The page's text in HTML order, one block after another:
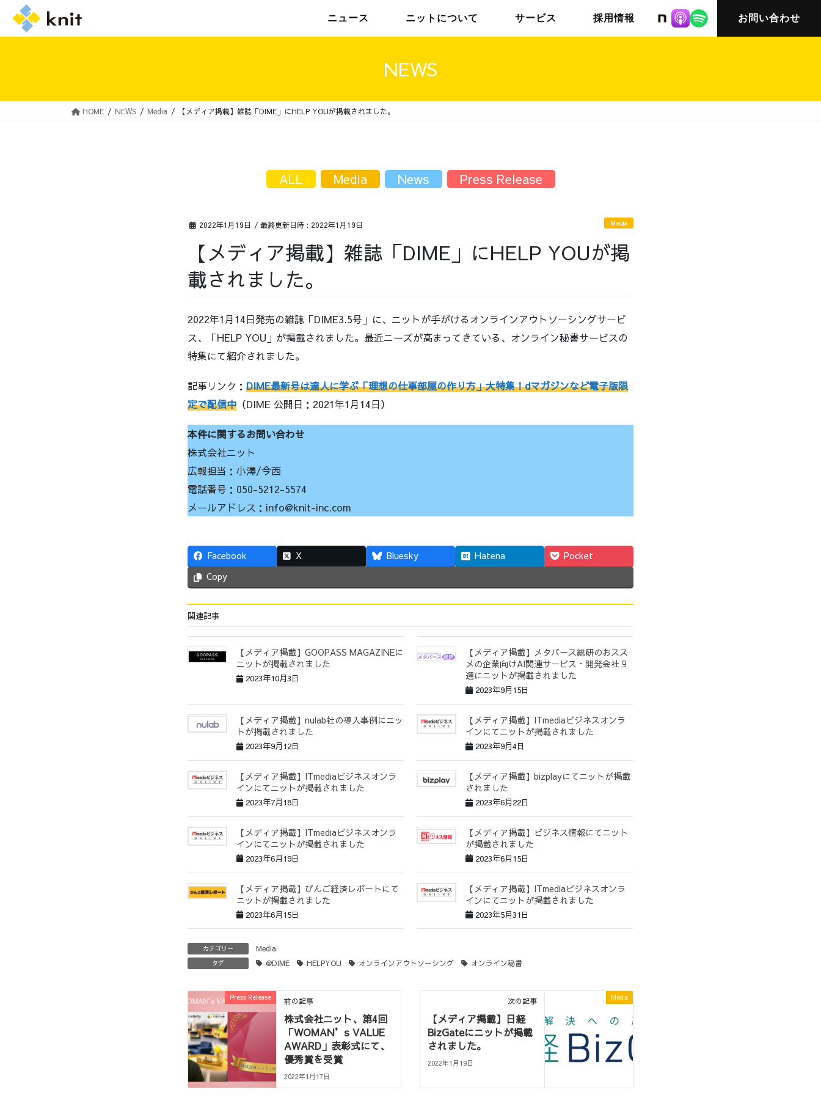
株式会社ニット
ニュース ニットについて サービス 採用情報 お問い合わせ
NEWS
HOME NEWS Media 【メディア掲載】雑誌「DIME」にHELP YOUが掲載されました。
2022年1月19日 / 最終更新日時 : 2022年1月19日 Media
【メディア掲載】雑誌「DIME」にHELP YOUが掲
載されました。
2022年1月14日発売の雑誌「DIME3.5号」に、ニットが手がけるオンラインアウトソーシングサービ
ス、「HELP YOU」が掲載されました。最近ニーズが高まってきている、オンライン秘書サービスの
特集にて紹介されました。
記事リンク： DIME最新号は達人に学ぶ「理想の仕事部屋の作り方」大特集！dマガジンなど電子版限
定で配信中 （DIME 公開日：2021年1月14日）
本件に関するお問い合わせ
株式会社ニット
広報担当：小澤/今西
電話番号：050-5212-5574
メールアドレス：info@knit-inc.com
Facebook X Bluesky Hatena
Pocket
Copy
関連記事
【メディア掲載】GOOPASS MAGAZINEに
ニットが掲載されました
2023年10月3日
【メディア掲載】メタバース総研のおスス
メの企業向けAI関連サービス・開発会社９
選にニットが掲載されました
2023年9月15日
【メディア掲載】nulab社の導入事例にニッ
トが掲載されました
2023年9月12日
【メディア掲載】ITmediaビジネスオンラ
インにてニットが掲載されました
2023年9月4日
【メディア掲載】ITmediaビジネスオンラ
インにてニットが掲載されました
2023年7月18日
【メディア掲載】bizplayにてニットが掲載
されました
2023年6月22日
【メディア掲載】ITmediaビジネスオンラ
インにてニットが掲載されました
2023年6月19日
【メディア掲載】ビジネス情報にてニット
が掲載されました
2023年6月15日
【メディア掲載】びんご経済レポートにて
ニットが掲載されました
2023年6月15日
【メディア掲載】ITmediaビジネスオンラ
インにてニットが掲載されました
2023年5月31日
カテゴリー Media
タグ @DIME HELPYOU オンラインアウトソーシング オンライン秘書
Press Release 前の記事
株式会社ニット、第4回
「WOMAN’s VALUE
AWARD」表彰式にて、
優秀賞を受賞
2022年1月17日
Media
次の記事
【メディア掲載】日経
BizGateにニットが掲載
されました。
2022年1月19日
ALL Media News Press Release